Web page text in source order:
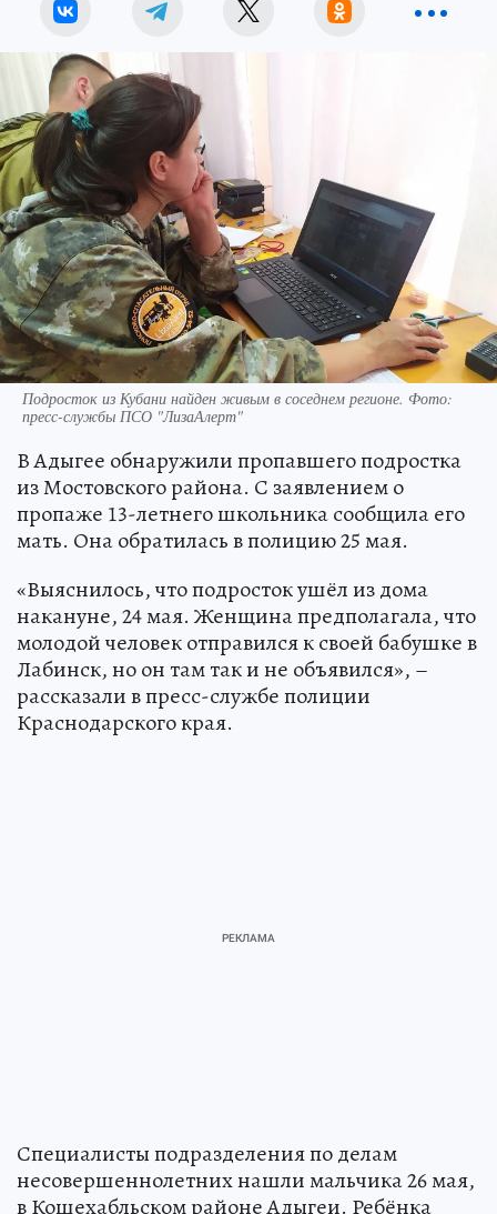
Подросток из Кубани найден живым в соседнем регионе. Фото:
пресс-службы ПСО "ЛизаАлерт"
В Адыгее обнаружили пропавшего подростка
из Мостовского района. С заявлением о
пропаже 13-летнего школьника сообщила его
мать. Она обратилась в полицию 25 мая.
«Выяснилось, что подросток ушёл из дома
накануне, 24 мая. Женщина предполагала, что
молодой человек отправился к своей бабушке в
Лабинск, но он там так и не объявился», –
рассказали в пресс-службе полиции
Краснодарского края.
Специалисты подразделения по делам
несовершеннолетних нашли мальчика 26 мая,
в Кошехабльском районе Адыгеи. Ребёнка